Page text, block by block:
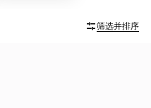
筛选并排序